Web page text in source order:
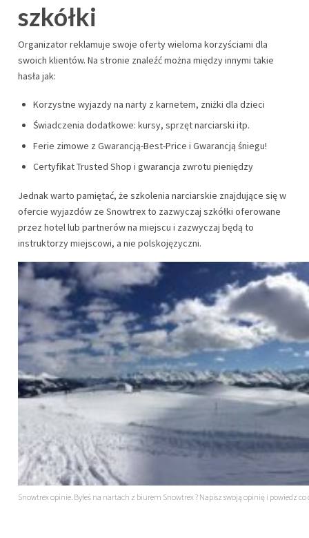
szkółki
Organizator reklamuje swoje oferty wieloma korzyściami dla
swoich klientów. Na stronie znaleźć można między innymi takie
hasła jak:
Korzystne wyjazdy na narty z karnetem, zniżki dla dzieci
Świadczenia dodatkowe: kursy, sprzęt narciarski itp.
Ferie zimowe z Gwarancją-Best-Price i Gwarancją śniegu!
Certyfikat Trusted Shop i gwarancja zwrotu pieniędzy
Jednak warto pamiętać, że szkolenia narciarskie znajdujące się w
ofercie wyjazdów ze Snowtrex to zazwyczaj szkółki oferowane
przez hotel lub partnerów na miejscu i zazwyczaj będą to
instruktorzy miejscowi, a nie polskojęzyczni.
Snowtrex opinie. Byłeś na nartach z biurem Snowtrex ? Napisz swoją opinię i powiedz